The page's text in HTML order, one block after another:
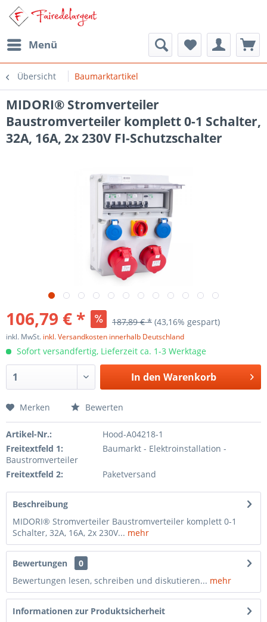
Menü
Übersicht Baumarktartikel
MIDORI® Stromverteiler
Baustromverteiler komplett 0-1 Schalter,
32A, 16A, 2x 230V FI-Schutzschalter
106,79 € * 187,89 € * (43,16% gespart)
inkl. MwSt. inkl. Versandkosten innerhalb Deutschland
Sofort versandfertig, Lieferzeit ca. 1-3 Werktage
In den Warenkorb
Merken Bewerten
Artikel-Nr.:
Hood-A04218-1
Freitextfeld 1:
Baumarkt - Elektroinstallation -
Baustromverteiler
Freitextfeld 2:
Paketversand
Beschreibung
MIDORI® Stromverteiler Baustromverteiler komplett 0-1
Schalter, 32A, 16A, 2x 230V... mehr
Bewertungen
0
Bewertungen lesen, schreiben und diskutieren... mehr
Informationen zur Produktsicherheit